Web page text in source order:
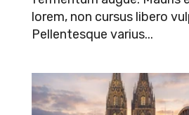
lorem, non cursus libero
Pellentesque varius...